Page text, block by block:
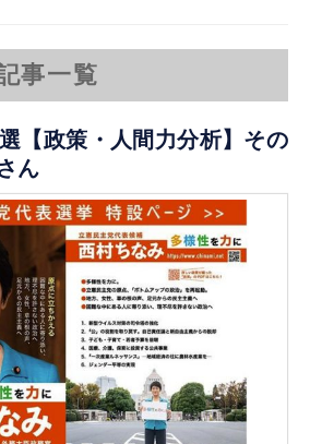
事一覧
【政策・人間力分析】その
ん